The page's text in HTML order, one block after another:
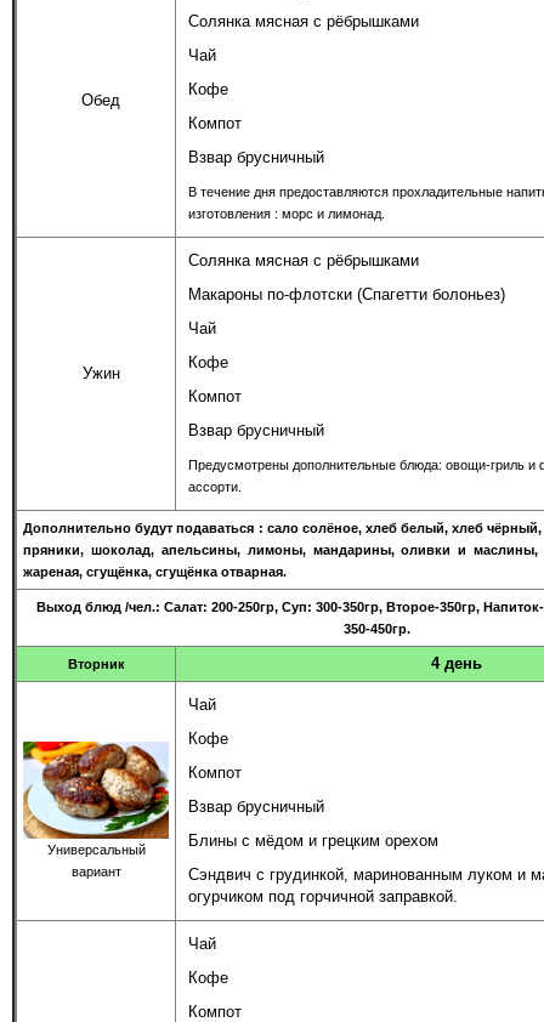
Обед
Солянка мясная с рёбрышками
Чай
Кофе
Компот
Взвар брусничный
В течение дня предоставляются прохладительные
изготовления : морс и лимонад.
Ужин
Солянка мясная с рёбрышками
Макароны по-флотски (Спагетти болоньез)
Чай
Кофе
Компот
Взвар брусничный
Предусмотрены дополнительные блюда: овощи-гриль и
ассорти.
Дополнительно будут подаваться : сало солёное, хлеб белый, хлеб
пряники, шоколад, апельсины, лимоны, мандарины, оливки и маслины,
жареная, сгущёнка, сгущёнка отварная.
Выход блюд /чел.: Салат: 200-250гр, Суп: 300-350гр, Второе-350гр,
350-450гр.
Вторник 4 день
Универсальный
вариант
Чай
Кофе
Компот
Взвар брусничный
Блины с мёдом и грецким орехом
Сэндвич с грудинкой, маринованным луком и
огурчиком под горчичной заправкой.
Чай
Кофе
Компот